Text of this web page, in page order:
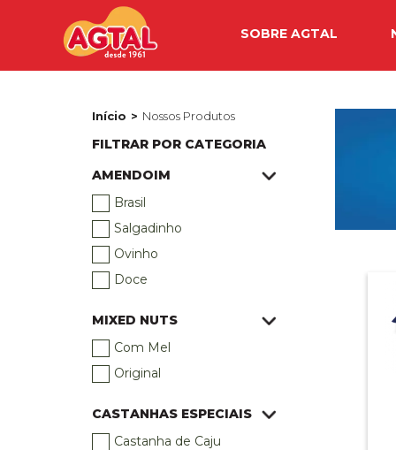
SOBRE AGTAL
Início Nossos Produtos
FILTRAR POR CATEGORIA
AMENDOIM
Brasil
Salgadinho
Ovinho
Doce
MIXED NUTS
Com Mel
Original
CASTANHAS ESPECIAIS
Castanha de Caju